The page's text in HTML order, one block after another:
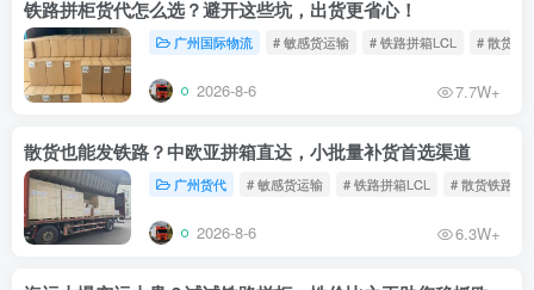
铁路拼柜货代怎么选？避开这些坑，出货更省心！
广州国际物流 # 敏感货运输 # 铁路拼箱LCL # 散货铁
2026-8-6 7.7W+
散货也能发铁路？中欧亚拼箱直达，小批量补货首选渠道
广州货代 # 敏感货运输 # 铁路拼箱LCL # 散货铁路
2026-8-6 6.3W+